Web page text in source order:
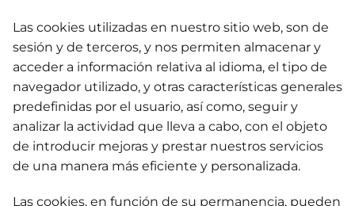
Las cookies utilizadas en nuestro sitio web, son de
sesión y de terceros, y nos permiten almacenar y
acceder a información relativa al idioma, el tipo de
navegador utilizado, y otras características generales
predefinidas por el usuario, así como, seguir y
analizar la actividad que lleva a cabo, con el objeto
de introducir mejoras y prestar nuestros servicios
de una manera más eficiente y personalizada.
Las cookies, en función de su permanencia, pueden